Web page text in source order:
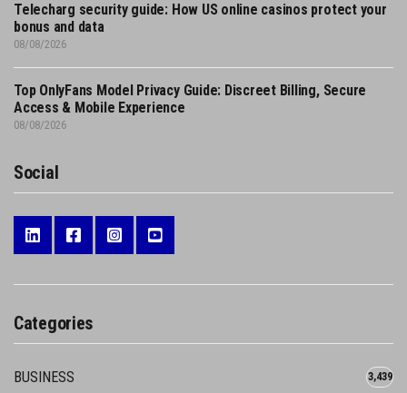
Telecharg security guide: How US online casinos protect your
bonus and data
08/08/2026
Top OnlyFans Model Privacy Guide: Discreet Billing, Secure
Access & Mobile Experience
08/08/2026
Social
Categories
BUSINESS 3,439